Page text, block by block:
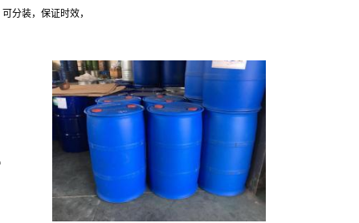
分装，保证时效，